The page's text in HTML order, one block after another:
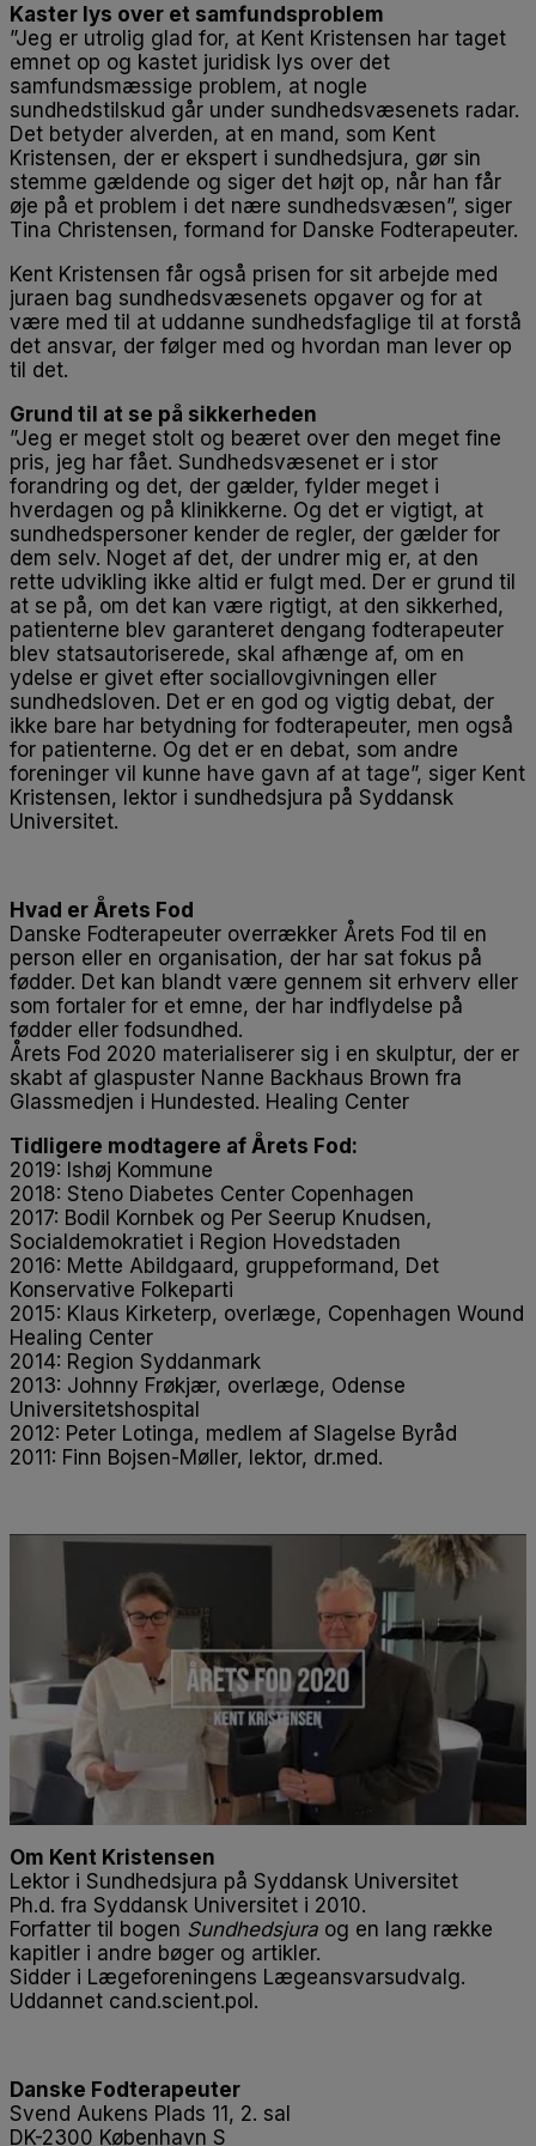
Kaster lys over et samfundsproblem
”Jeg er utrolig glad for, at Kent Kristensen har taget
emnet op og kastet juridisk lys over det
samfundsmæssige problem, at nogle
sundhedstilskud går under sundhedsvæsenets radar.
Det betyder alverden, at en mand, som Kent
Kristensen, der er ekspert i sundhedsjura, gør sin
stemme gældende og siger det højt op, når han får
øje på et problem i det nære sundhedsvæsen”, siger
Tina Christensen, formand for Danske Fodterapeuter.
Kent Kristensen får også prisen for sit arbejde med
juraen bag sundhedsvæsenets opgaver og for at
være med til at uddanne sundhedsfaglige til at forstå
det ansvar, der følger med og hvordan man lever op
til det.
Grund til at se på sikkerheden
”Jeg er meget stolt og beæret over den meget fine
pris, jeg har fået. Sundhedsvæsenet er i stor
forandring og det, der gælder, fylder meget i
hverdagen og på klinikkerne. Og det er vigtigt, at
sundhedspersoner kender de regler, der gælder for
dem selv. Noget af det, der undrer mig er, at den
rette udvikling ikke altid er fulgt med. Der er grund til
at se på, om det kan være rigtigt, at den sikkerhed,
patienterne blev garanteret dengang fodterapeuter
blev statsautoriserede, skal afhænge af, om en
ydelse er givet efter sociallovgivningen eller
sundhedsloven. Det er en god og vigtig debat, der
ikke bare har betydning for fodterapeuter, men også
for patienterne. Og det er en debat, som andre
foreninger vil kunne have gavn af at tage”, siger Kent
Kristensen, lektor i sundhedsjura på Syddansk
Universitet.
Hvad er Årets Fod
Danske Fodterapeuter overrækker Årets Fod til en
person eller en organisation, der har sat fokus på
fødder. Det kan blandt være gennem sit erhverv eller
som fortaler for et emne, der har indflydelse på
fødder eller fodsundhed.
Årets Fod 2020 materialiserer sig i en skulptur, der er
skabt af glaspuster Nanne Backhaus Brown fra
Glassmedjen i Hundested. Healing Center
Tidligere modtagere af Årets Fod:
2019: Ishøj Kommune
2018: Steno Diabetes Center Copenhagen
2017: Bodil Kornbek og Per Seerup Knudsen,
Socialdemokratiet i Region Hovedstaden
2016: Mette Abildgaard, gruppeformand, Det
Konservative Folkeparti
2015: Klaus Kirketerp, overlæge, Copenhagen Wound
Healing Center
2014: Region Syddanmark
2013: Johnny Frøkjær, overlæge, Odense
Universitetshospital
2012: Peter Lotinga, medlem af Slagelse Byråd
2011: Finn Bojsen-Møller, lektor, dr.med.
Om Kent Kristensen
Lektor i Sundhedsjura på Syddansk Universitet
Ph.d. fra Syddansk Universitet i 2010.
Forfatter til bogen Sundhedsjura og en lang række
kapitler i andre bøger og artikler.
Sidder i Lægeforeningens Lægeansvarsudvalg.
Uddannet cand.scient.pol.
Danske Fodterapeuter
Svend Aukens Plads 11, 2. sal
DK-2300 København S